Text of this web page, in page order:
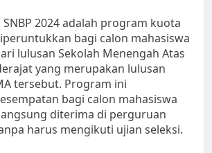
2024 adalah program kuota
bagi calon mahasiswa
lulusan Sekolah Menengah Atas
yang merupakan lulusan
tersebut. Program ini
bagi calon mahasiswa
diterima di perguruan
harus mengikuti ujian seleksi.